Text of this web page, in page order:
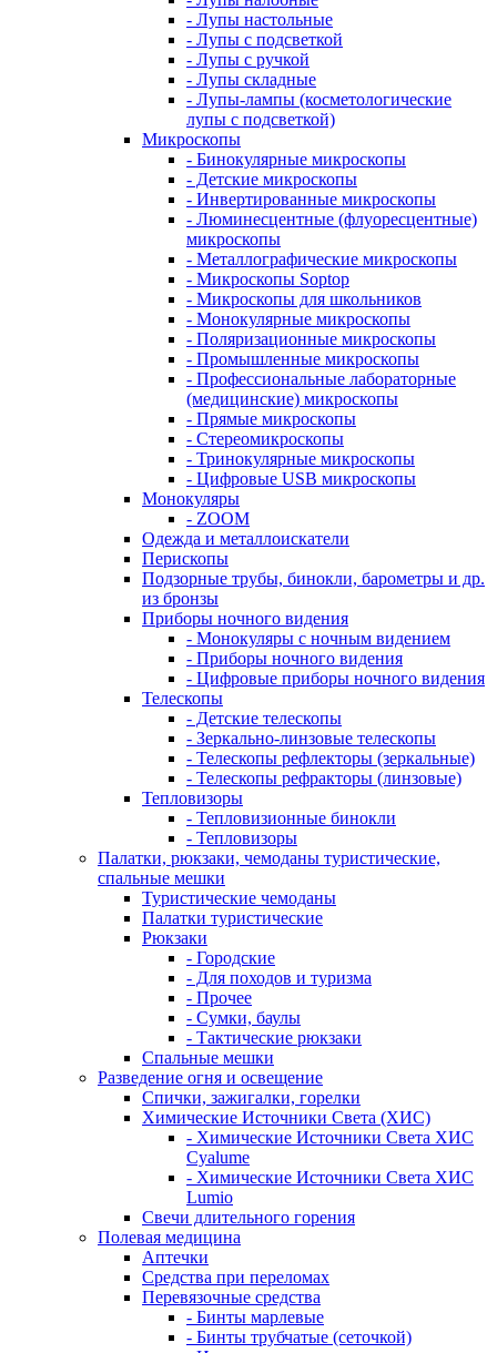
- Лупы настольные
- Лупы с подсветкой
- Лупы с ручкой
- Лупы складные
- Лупы-лампы (косметологические
лупы с подсветкой)
Микроскопы
- Бинокулярные микроскопы
- Детские микроскопы
- Инвертированные микроскопы
- Люминесцентные (флуоресцентные)
микроскопы
- Металлографические микроскопы
- Микроскопы Soptop
- Микроскопы для школьников
- Монокулярные микроскопы
- Поляризационные микроскопы
- Промышленные микроскопы
- Профессиональные лабораторные
(медицинские) микроскопы
- Прямые микроскопы
- Стереомикроскопы
- Тринокулярные микроскопы
- Цифровые USB микроскопы
Монокуляры
- ZOOM
Одежда и металлоискатели
Перископы
Подзорные трубы, бинокли, барометры и др.
из бронзы
Приборы ночного видения
- Монокуляры с ночным видением
- Приборы ночного видения
- Цифровые приборы ночного видения
Телескопы
- Детские телескопы
- Зеркально-линзовые телескопы
- Телескопы рефлекторы (зеркальные)
- Телескопы рефракторы (линзовые)
Тепловизоры
- Тепловизионные бинокли
- Тепловизоры
Палатки, рюкзаки, чемоданы туристические,
спальные мешки
Туристические чемоданы
Палатки туристические
Рюкзаки
- Городские
- Для походов и туризма
- Прочее
- Сумки, баулы
- Тактические рюкзаки
Спальные мешки
Разведение огня и освещение
Спички, зажигалки, горелки
Химические Источники Света (ХИС)
- Химические Источники Света ХИС
Cyalume
- Химические Источники Света ХИС
Lumio
Свечи длительного горения
Полевая медицина
Аптечки
Средства при переломах
Перевязочные средства
- Бинты марлевые
- Бинты трубчатые (сеточкой)